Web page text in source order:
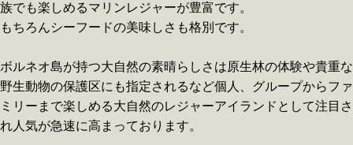
族でも楽しめるマリンレジャーが豊富です。
もちろんシーフードの美味しさも格別です。
ボルネオ島が持つ大自然の素晴らしさは原生林の体験や貴重な
野生動物の保護区にも指定されるなど個人、グループからファ
ミリーまで楽しめる大自然のレジャーアイランドとして注目さ
れ人気が急速に高まっております。